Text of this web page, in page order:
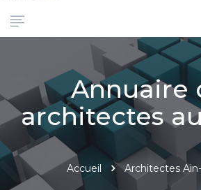
Annuaire
architectes
Accueil Architectes